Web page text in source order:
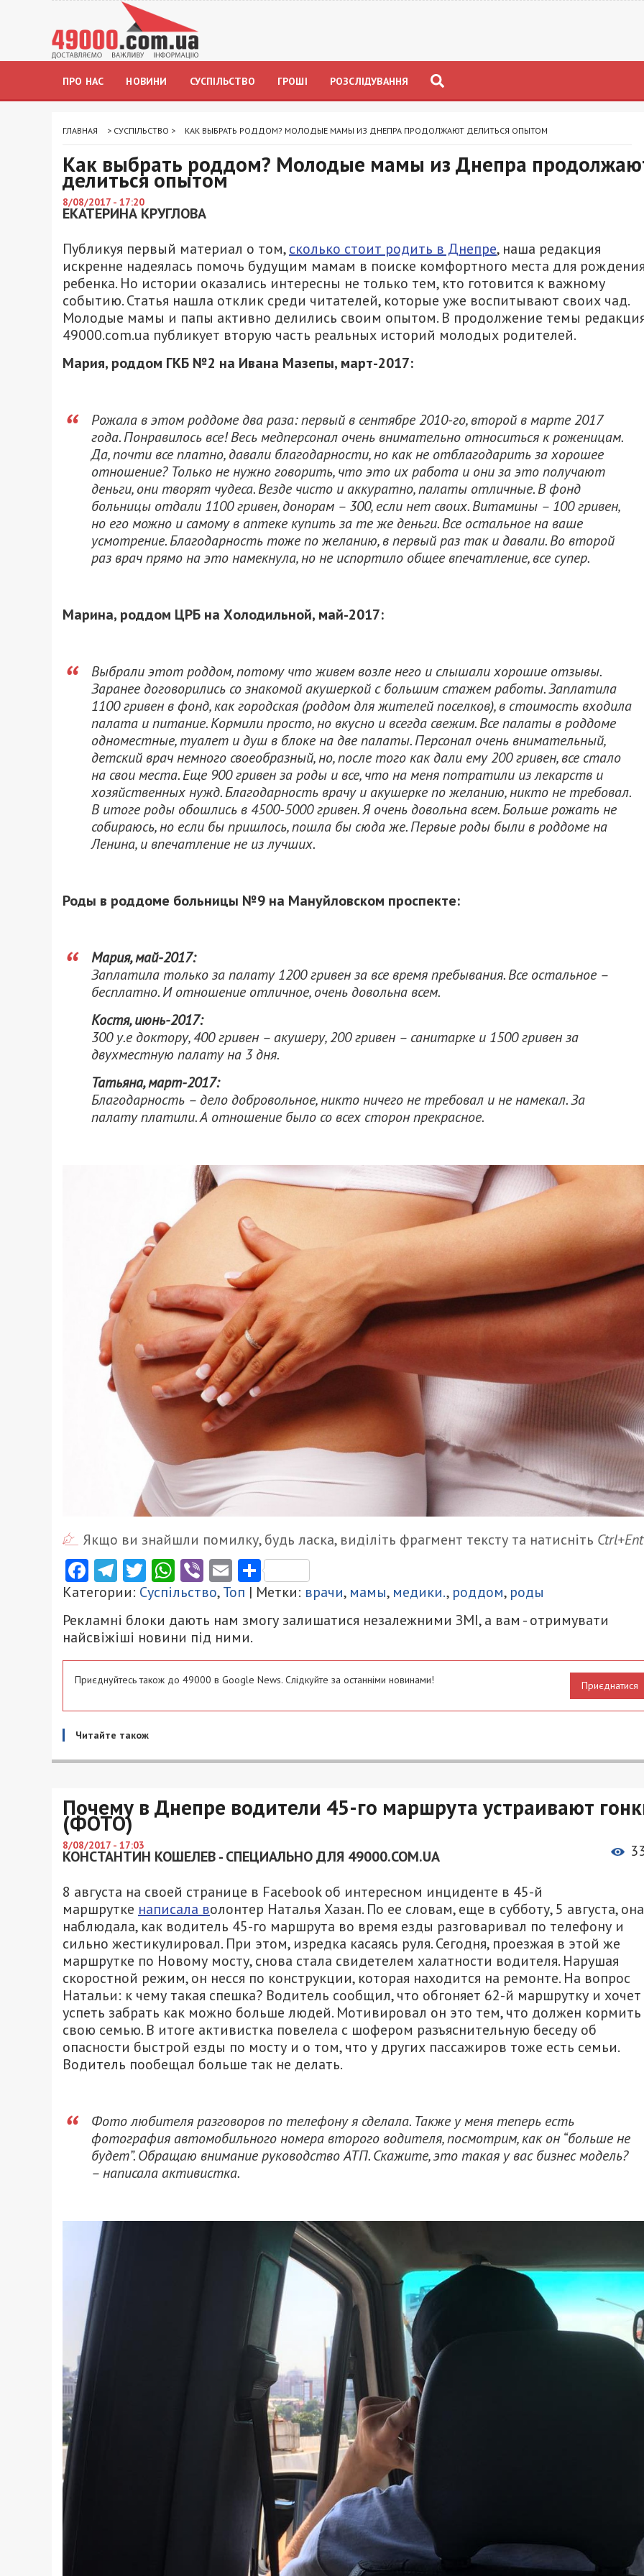
ПРО НАС НОВИНИ СУСПІЛЬСТВО ГРОШІ РОЗСЛІДУВАННЯ
ГЛАВНАЯ > СУСПІЛЬСТВО > КАК ВЫБРАТЬ РОДДОМ? МОЛОДЫЕ МАМЫ ИЗ ДНЕПРА ПРОДОЛЖАЮТ ДЕЛИТЬСЯ ОПЫТОМ
Как выбрать роддом? Молодые мамы из Днепра
делиться опытом
8/08/2017 - 17:20
ЕКАТЕРИНА КРУГЛОВА
Публикуя первый материал о том,сколько стоит родить в Днепре, наша редакция
искренне надеялась помочь будущим мамам в поиске комфортного места для рождения
ребенка. Но истории оказались интересны не только тем, кто готовится к важному
событию. Статья нашла отклик среди читателей, которые уже воспитывают своих чад.
Молодые мамы и папы активно делились своим опытом. В продолжение темы
49000.com.ua публикует вторую часть реальных историй молодых родителей.
Мария, роддом ГКБ №2 на Ивана Мазепы, март-2017:
Рожала в этом роддоме два раза: первый в сентябре 2010-го, второй в марте 2017
года. Понравилось все! Весь медперсонал очень внимательно относиться к роженицам.
Да, почти все платно, давали благодарности, но как не отблагодарить за хорошее
отношение? Только не нужно говорить, что это их работа и они за это получают
деньги, они творят чудеса. Везде чисто и аккуратно, палаты отличные. В фонд
больницы отдали 1100 гривен, донорам – 300, если нет своих. Витамины – 100 гривен,
но его можно и самому в аптеке купить за те же деньги. Все остальное на ваше
усмотрение. Благодарность тоже по желанию, в первый раз так и давали. Во второй
раз врач прямо на это намекнула, но не испортило общее впечатление, все супер.
Марина, роддом ЦРБ на Холодильной, май-2017:
Выбрали этот роддом, потому что живем возле него и слышали хорошие отзывы.
Заранее договорились со знакомой акушеркой с большим стажем работы. Заплатила
1100 гривен в фонд, как городская (роддом для жителей поселков), в стоимость входила
палата и питание. Кормили просто, но вкусно и всегда свежим. Все палаты в роддоме
одноместные, туалет и душ в блоке на две палаты. Персонал очень внимательный,
детский врач немного своеобразный, но, после того как дали ему 200 гривен, все стало
на свои места. Еще 900 гривен за роды и все, что на меня потратили из лекарств и
хозяйственных нужд. Благодарность врачу и акушерке по желанию, никто не требовал.
В итоге роды обошлись в 4500-5000 гривен. Я очень довольна всем. Больше рожать не
собираюсь, но если бы пришлось, пошла бы сюда же. Первые роды были в роддоме на
Ленина, и впечатление не из лучших.
Роды в роддоме больницы №9 на Мануйловском проспекте:
Мария, май-2017:
Заплатила только за палату 1200 гривен за все время пребывания. Все остальное –
бесплатно. И отношение отличное, очень довольна всем.
Костя, июнь-2017:
300 у.е доктору, 400 гривен – акушеру, 200 гривен – санитарке и 1500 гривен за
двухместную палату на 3 дня.
Татьяна, март-2017:
Благодарность – дело добровольное, никто ничего не требовал и не намекал. За
палату платили. А отношение было со всех сторон прекрасное.
Якщо ви знайшли помилку, будь ласка, виділіть фрагмент тексту та натисніть
Facebook
Telegram
Twitter
WhatsApp
ViberEmailПоділитися
Категории: Суспільство,Топ | Метки: врачи, мамы, медики., роддом, роды
Рекламні блоки дають нам змогу залишатися незалежними ЗМІ, а вам - отримувати
найсвіжіші новини під ними.
Приєднуйтесь також до 49000 в Google News. Слідкуйте за останніми новинами! Приєднатися
Читайте також
Почему в Днепре водители 45-го маршрута устраивают
(ФОТО)
8/08/2017 - 17:03
КОНСТАНТИН КОШЕЛЕВ - СПЕЦИАЛЬНО ДЛЯ 49000.COM.UA
8 августа на своей странице в Facebook об интересном инциденте в 45-й
маршрутке написала волонтер Наталья Хазан. По ее словам, еще в субботу, 5 августа, она
наблюдала, как водитель 45-го маршрута во время езды разговаривал по телефону и
сильно жестикулировал. При этом, изредка касаясь руля. Сегодня, проезжая в этой же
маршрутке по Новому мосту, снова стала свидетелем халатности водителя. Нарушая
скоростной режим, он несся по конструкции, которая находится на ремонте. На вопрос
Натальи: к чему такая спешка? Водитель сообщил, что обгоняет 62-й маршрутку и хочет
успеть забрать как можно больше людей. Мотивировал он это тем, что должен кормить
свою семью. В итоге активистка повелела с шофером разъяснительную беседу об
опасности быстрой езды по мосту и о том, что у других пассажиров тоже есть семьи.
Водитель пообещал больше так не делать.
Фото любителя разговоров по телефону я сделала. Также у меня теперь есть
фотография автомобильного номера второго водителя, посмотрим, как он “больше не
будет”. Обращаю внимание руководство АТП. Скажите, это такая у вас бизнес модель?
– написала активистка.